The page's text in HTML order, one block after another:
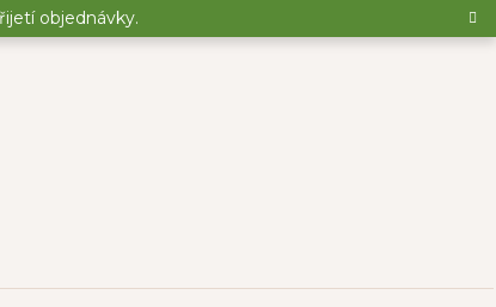
objednávky.